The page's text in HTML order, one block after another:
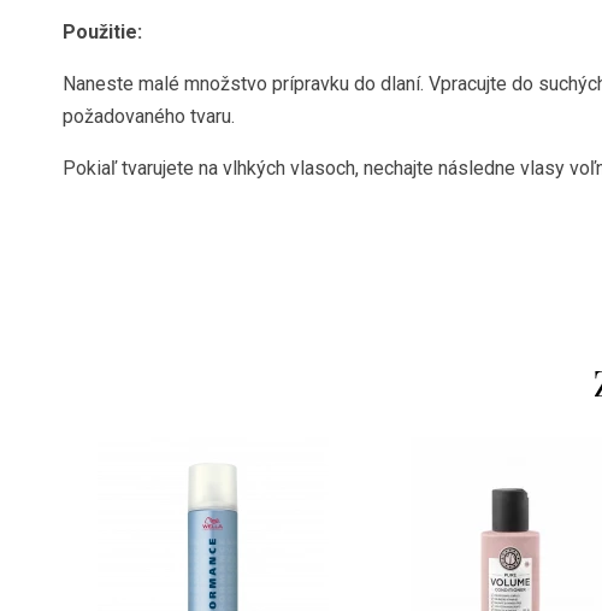
Použitie:
Naneste malé množstvo prípravku do dlaní. Vpracujte do
požadovaného tvaru.
Pokiaľ tvarujete na vlhkých vlasoch, nechajte následne vlasy